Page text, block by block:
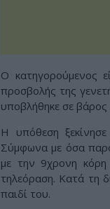
Ο κατηγορούμενος
προσβολής της
υποβλήθηκε σε βάρος
Η υπόθεση
Σύμφωνα με όσα
με την 9χρονη κόρη
τηλεόραση. Κατά τη
παιδί του.